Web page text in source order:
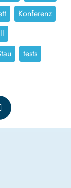
Konferenz
tests